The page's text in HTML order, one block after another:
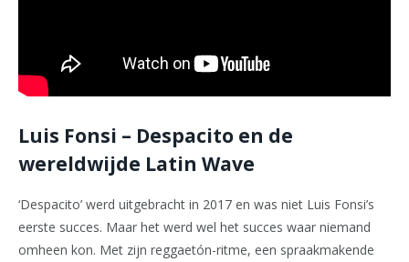
Luis Fonsi – Despacito en de
wereldwijde Latin Wave
‘Despacito’ werd uitgebracht in 2017 en was niet Luis Fonsi’s
eerste succes. Maar het werd wel het succes waar niemand
omheen kon. Met zijn reggaetón-ritme, een spraakmakende